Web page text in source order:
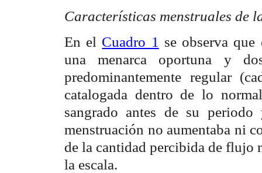
Características menstruales de
En el Cuadro 1 se observa
una menarca oportuna y
predominantemente regular
catalogada dentro de lo
sangrado antes de su
menstruación no aumentaba ni
de la cantidad percibida de flujo
la escala.